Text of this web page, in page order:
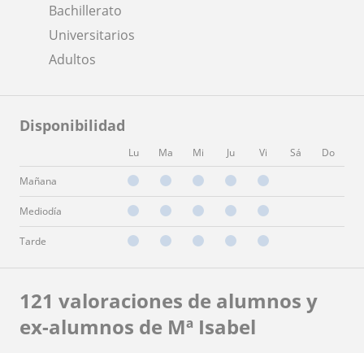
Bachillerato
Universitarios
Adultos
Disponibilidad
Lu Ma Mi Ju Vi Sá Do
Mañana
Mediodía
Tarde
121 valoraciones de alumnos y
ex-alumnos de Mª Isabel